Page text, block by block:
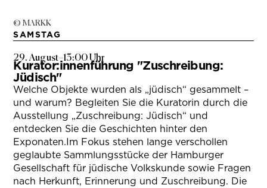
© MARKK
SAMSTAG
29. August–13:00 Uhr
Kurator:innenführung "Zuschreibung:
Jüdisch"
Welche Objekte wurden als „jüdisch“ gesammelt –
und warum? Begleiten Sie die Kuratorin durch die
Ausstellung „Zuschreibung: Jüdisch“ und
entdecken Sie die Geschichten hinter den
Exponaten.Im Fokus stehen lange verschollen
geglaubte Sammlungsstücke der Hamburger
Gesellschaft für jüdische Volkskunde sowie Fragen
nach Herkunft, Erinnerung und Zuschreibung. Die